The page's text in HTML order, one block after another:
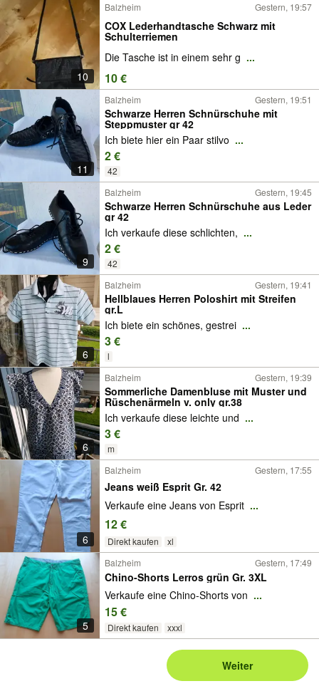
10
Balzheim Gestern, 19:57
COX Lederhandtasche Schwarz mit
Schulterriemen
Die Tasche ist in einem sehr g ...
10 €
11
Balzheim Gestern, 19:51
Schwarze Herren Schnürschuhe mit
Steppmuster gr 42
Ich biete hier ein Paar stilvo ...
2 €
42
9
Balzheim Gestern, 19:45
Schwarze Herren Schnürschuhe aus Leder
gr 42
Ich verkaufe diese schlichten, ...
2 €
42
6
Balzheim Gestern, 19:41
Hellblaues Herren Poloshirt mit Streifen
gr.L
Ich biete ein schönes, gestrei ...
3 €
l
6
Balzheim Gestern, 19:39
Sommerliche Damenbluse mit Muster und
Rüschenärmeln v. only gr.38
Ich verkaufe diese leichte und ...
3 €
m
6
Balzheim Gestern, 17:55
Jeans weiß Esprit Gr. 42
Verkaufe eine Jeans von Esprit ...
12 €
Direkt kaufen xl
5
Balzheim Gestern, 17:49
Chino-Shorts Lerros grün Gr. 3XL
Verkaufe eine Chino-Shorts von ...
15 €
Direkt kaufen xxxl
Weiter